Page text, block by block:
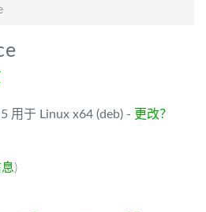
用于 Linux x64 (deb) - 更改？
)